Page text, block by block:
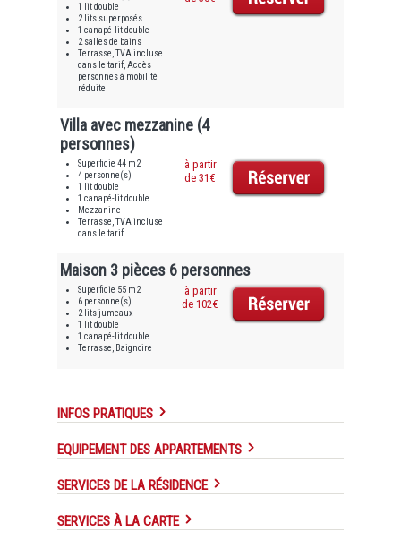
1 lit double
2 lits superposés
1 canapé-lit double
2 salles de bains
Terrasse, TVA incluse
dans le tarif, Accès
personnes à mobilité
réduite
Villa avec mezzanine (4
personnes)
Superficie 44 m2
4 personne(s)
1 lit double
1 canapé-lit double
Mezzanine
Terrasse, TVA incluse
dans le tarif
à partir
de 31€
Maison 3 pièces 6 personnes
Superficie 55 m2
6 personne(s)
2 lits jumeaux
1 lit double
1 canapé-lit double
Terrasse, Baignoire
à partir
de 102€
INFOS PRATIQUES
EQUIPEMENT DES APPARTEMENTS
SERVICES DE LA RÉSIDENCE
SERVICES À LA CARTE